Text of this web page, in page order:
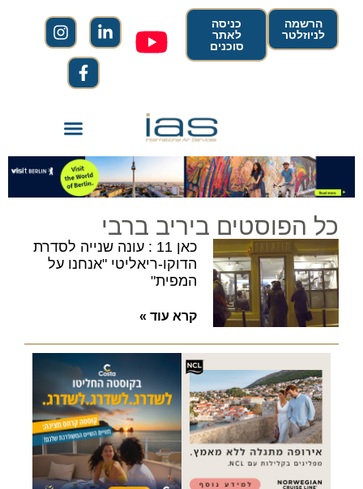
הרשמה
לניוזלטר
כניסה
לאתר
סוכנים
כל הפוסטים ביריב ברבי
כאן 11 : עונה שנייה לסדרת
הדוקו-ריאליטי "אנחנו על
המפית"
קרא עוד »